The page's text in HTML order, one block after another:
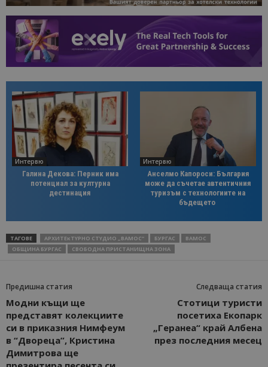
Интервю
Галина Декова: Перник има
потенциал за културна
дестинация
Интервю
Анселмо Капороси: България
може да съчетае автентичния
туризъм с технологиите на
бъдещето
ТАГОВЕ APXИТEĸТYPНO CТYДИO „BAМOC“ БУРГАС
ВАМОС
ОБЩИНА БУРГАС
СВОБОДНА ПРИСТАНИЩНА ЗОНА
Предишна статия
Модни къщи ще
представят колекциите
си в приказния Нимфеум
в “Двореца”, Кристина
Димитрова ще
Следваща статия
Стотици туристи
посетиха Екопарк
„Геранеа“ край Албена
през последния месец